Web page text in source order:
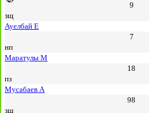
9
зщ
Ауелбай Е
7
нп
Маратулы М
18
пз
Мусабаев А
98
зщ